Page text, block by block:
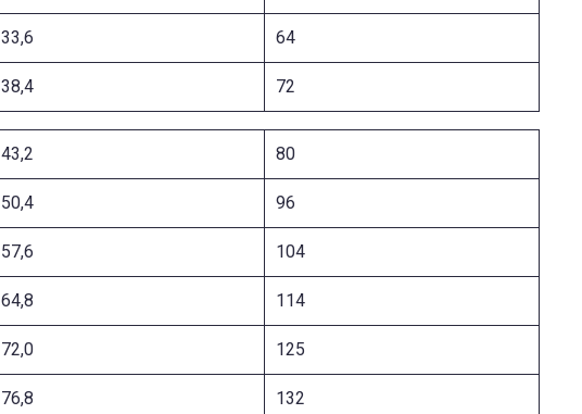
33,6 64
38,4 72
43,2 80
50,4 96
57,6 104
64,8 114
72,0 125
76,8 132